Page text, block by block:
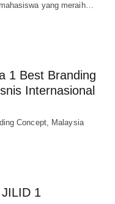
yang meraih…
1 Best Branding
Internasional
Concept, Malaysia
1